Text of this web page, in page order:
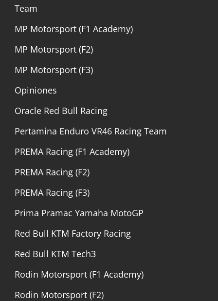
Team
MP Motorsport (F1 Academy)
MP Motorsport (F2)
MP Motorsport (F3)
Opiniones
Oracle Red Bull Racing
Pertamina Enduro VR46 Racing Team
PREMA Racing (F1 Academy)
PREMA Racing (F2)
PREMA Racing (F3)
Prima Pramac Yamaha MotoGP
Red Bull KTM Factory Racing
Red Bull KTM Tech3
Rodin Motorsport (F1 Academy)
Rodin Motorsport (F2)